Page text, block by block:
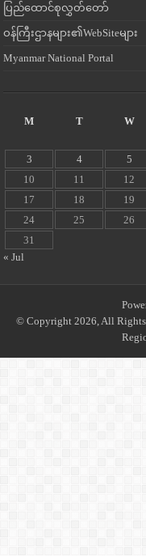
ပြည်ထောင်စုလွှတ်တော်
ဝန်ကြီးဌာနများ၏WebSiteများ
Myanmar National Portal
M
T W
3
4 5
10
11 12
17
18 19
24
25 26
31
« Jul
© Copyright 2026, All Rights